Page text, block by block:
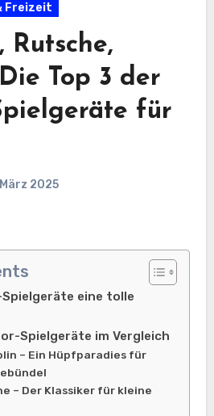
Freizeit
Rutsche,
Top 3 der
für
2025
eine tolle
Spielgeräte im Vergleich
– Ein Hüpfparadies für
– Der Klassiker für kleine